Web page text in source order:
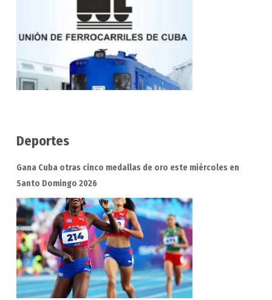
Deportes
Gana Cuba otras cinco medallas de oro este miércoles en
Santo Domingo 2026